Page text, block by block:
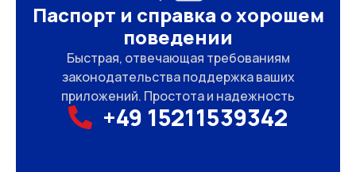
Паспорт и справка о хорошем
поведении
Быстрая, отвечающая требованиям
законодательства поддержка ваших
приложений. Простота и надежность
+49 15211539342